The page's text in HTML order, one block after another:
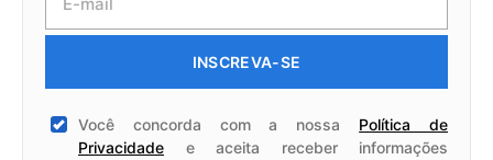
INSCREVA-SE
Você concorda com a nossa Política de
Privacidade e aceita receber informações